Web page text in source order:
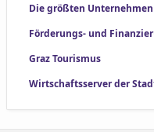
Die größten
Förderungs- und
Graz Tourismus
Wirtschaftsserver der